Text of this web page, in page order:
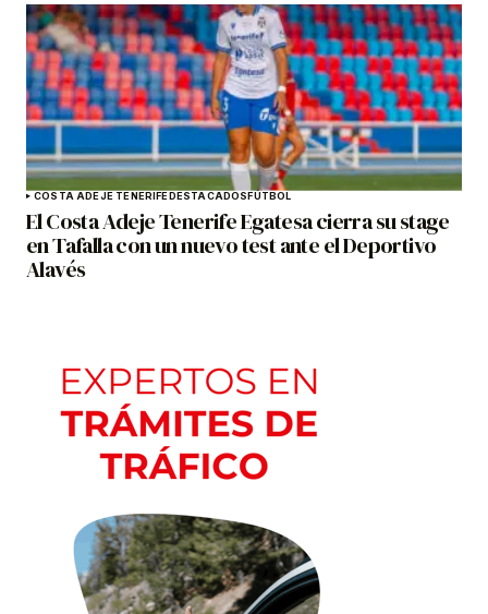
COSTA ADEJE TENERIFEDESTACADOSFÚTBOL
El Costa Adeje Tenerife Egatesa cierra su stage
en Tafalla con un nuevo test ante el Deportivo
Alavés